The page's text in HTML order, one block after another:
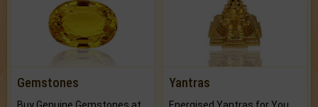
Gemstones Yantras